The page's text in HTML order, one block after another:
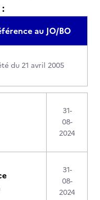
au JO/BO
du 21 avril 2005
31-
08-
2024
31-
08-
2024